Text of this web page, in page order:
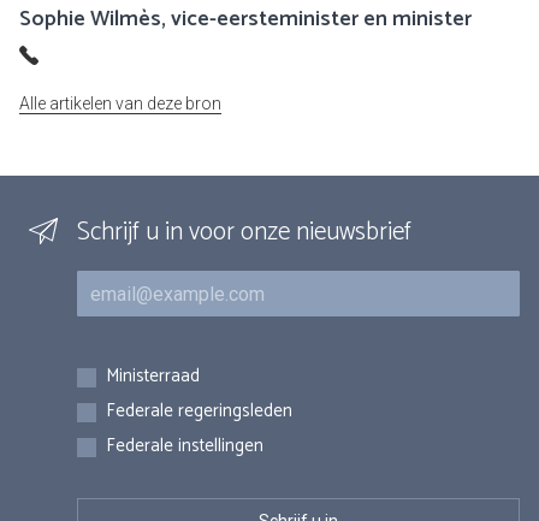
Sophie Wilmès, vice-eersteminister en minister
Alle artikelen van deze bron
Schrijf u in voor onze nieuwsbrief
E-mail
Inschrijvingen
Ministerraad
Federale regeringsleden
Federale instellingen